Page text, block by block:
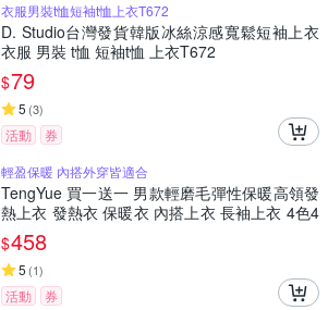
衣服男裝t恤短袖t恤上衣T672
D. Studio台灣發貨韓版冰絲涼感寬鬆短袖上衣
衣服 男裝 t恤 短袖t恤 上衣T672
$79
5 (3)
活動
券
輕盈保暖 內搭外穿皆適合
TengYue 買一送一 男款輕磨毛彈性保暖高領發
熱上衣 發熱衣 保暖衣 內搭上衣 長袖上衣 4色4
尺寸
$458
5 (1)
活動
券